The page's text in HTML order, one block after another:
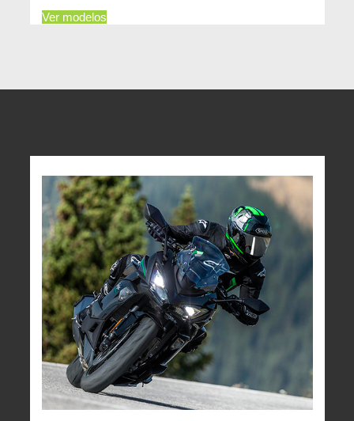
Ver modelos